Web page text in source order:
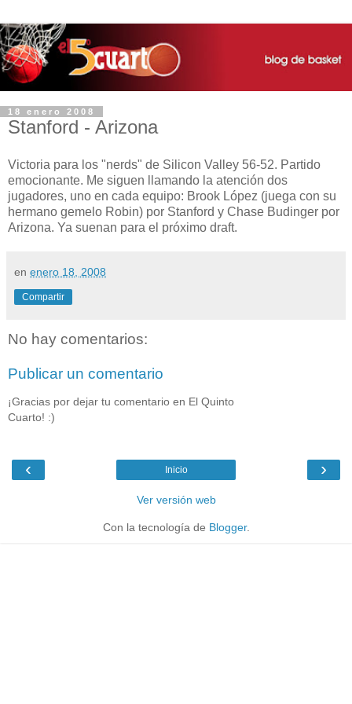
18 enero 2008
Stanford - Arizona
Victoria para los "nerds" de Silicon Valley 56-52. Partido
emocionante. Me siguen llamando la atención dos
jugadores, uno en cada equipo: Brook López (juega con su
hermano gemelo Robin) por Stanford y Chase Budinger por
Arizona. Ya suenan para el próximo draft.
en enero 18, 2008
Compartir
No hay comentarios:
Publicar un comentario
¡Gracias por dejar tu comentario en El Quinto
Cuarto! :)
‹ ›
Inicio
Ver versión web
Con la tecnología de Blogger.